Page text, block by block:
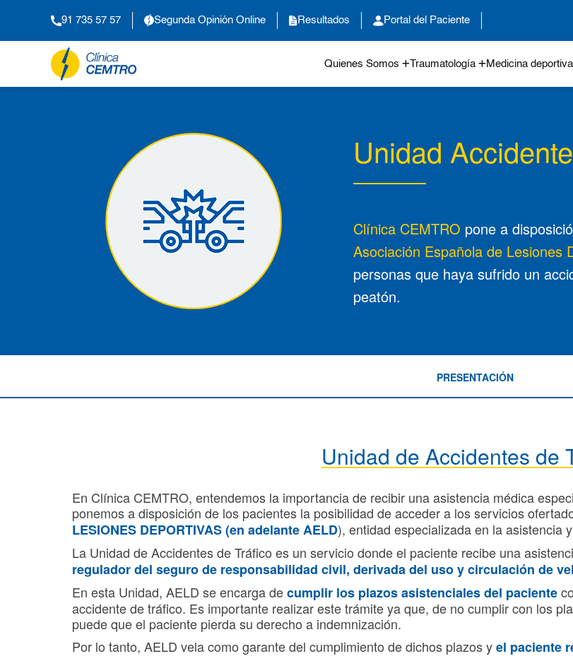
91 735 57 57 Segunda Opinión Online Resultados Portal del Paciente
Quienes Somos Traumatología Medicina deportiva
Unidad
Clínica CEMTRO pone a
Asociación Española de Lesiones
personas que haya sufrido un
peatón.
PRESENTACIÓN
Unidad de Accidentes de
En Clínica CEMTRO, entendemos la importancia de recibir una asistencia médica
ponemos a disposición de los pacientes la posibilidad de acceder a los servicios
LESIONES DEPORTIVAS(en adelante AELD), entidad especializada en la asistencia
La Unidad de Accidentes de Tráfico es un servicio donde el paciente recibe una
regulador del seguro de responsabilidad civil, derivada del uso y circulación de
En esta Unidad, AELD se encarga decumplir los plazos asistenciales del paciente
accidente de tráfico. Es importante realizar este trámite ya que, de no cumplir con los
puede que el paciente pierda su derecho a indemnización.
Por lo tanto, AELD vela como garante del cumplimiento de dichos plazos yel paciente